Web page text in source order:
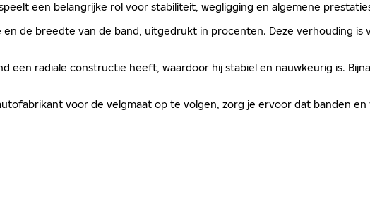
een belangrijke rol voor stabiliteit, wegligging en algemene
de breedte van de band, uitgedrukt in procenten. Deze verhouding is
radiale constructie heeft, waardoor hij stabiel en nauwkeurig is.
voor de velgmaat op te volgen, zorg je ervoor dat banden